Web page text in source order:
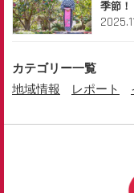
季節！
カテゴリー一覧
地域情報
レポート